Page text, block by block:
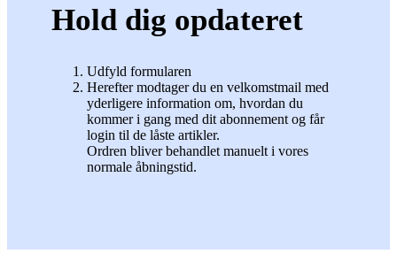
Hold dig opdateret
Udfyld formularen
Herefter modtager du en velkomstmail med
yderligere information om, hvordan du
kommer i gang med dit abonnement og får
login til de låste artikler.
Ordren bliver behandlet manuelt i vores
normale åbningstid.